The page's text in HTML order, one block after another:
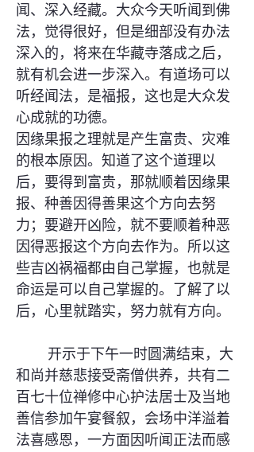
闻、深入经藏。大众今天听闻到佛
法，觉得很好，但是细部没有办法
深入的，将来在华藏寺落成之后，
就有机会进一步深入。有道场可以
听经闻法，是福报，这也是大众发
心成就的功德。
因缘果报之理就是产生富贵、灾难
的根本原因。知道了这个道理以
后，要得到富贵，那就顺着因缘果
报、种善因得善果这个方向去努
力；要避开凶险，就不要顺着种恶
因得恶报这个方向去作为。所以这
些吉凶祸福都由自己掌握，也就是
命运是可以自己掌握的。了解了以
后，心里就踏实，努力就有方向。
开示于下午一时圆满结束，大
和尚并慈悲接受斋僧供养，共有二
百七十位禅修中心护法居士及当地
善信参加午宴餐叙，会场中洋溢着
法喜感恩，一方面因听闻正法而感